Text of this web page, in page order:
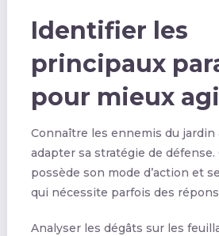
Identifier les
principaux
pour mieux
Connaître les ennemis du jardin
adapter sa stratégie de défense.
possède son mode d’action et
qui nécessite parfois des
Analyser les dégâts sur les